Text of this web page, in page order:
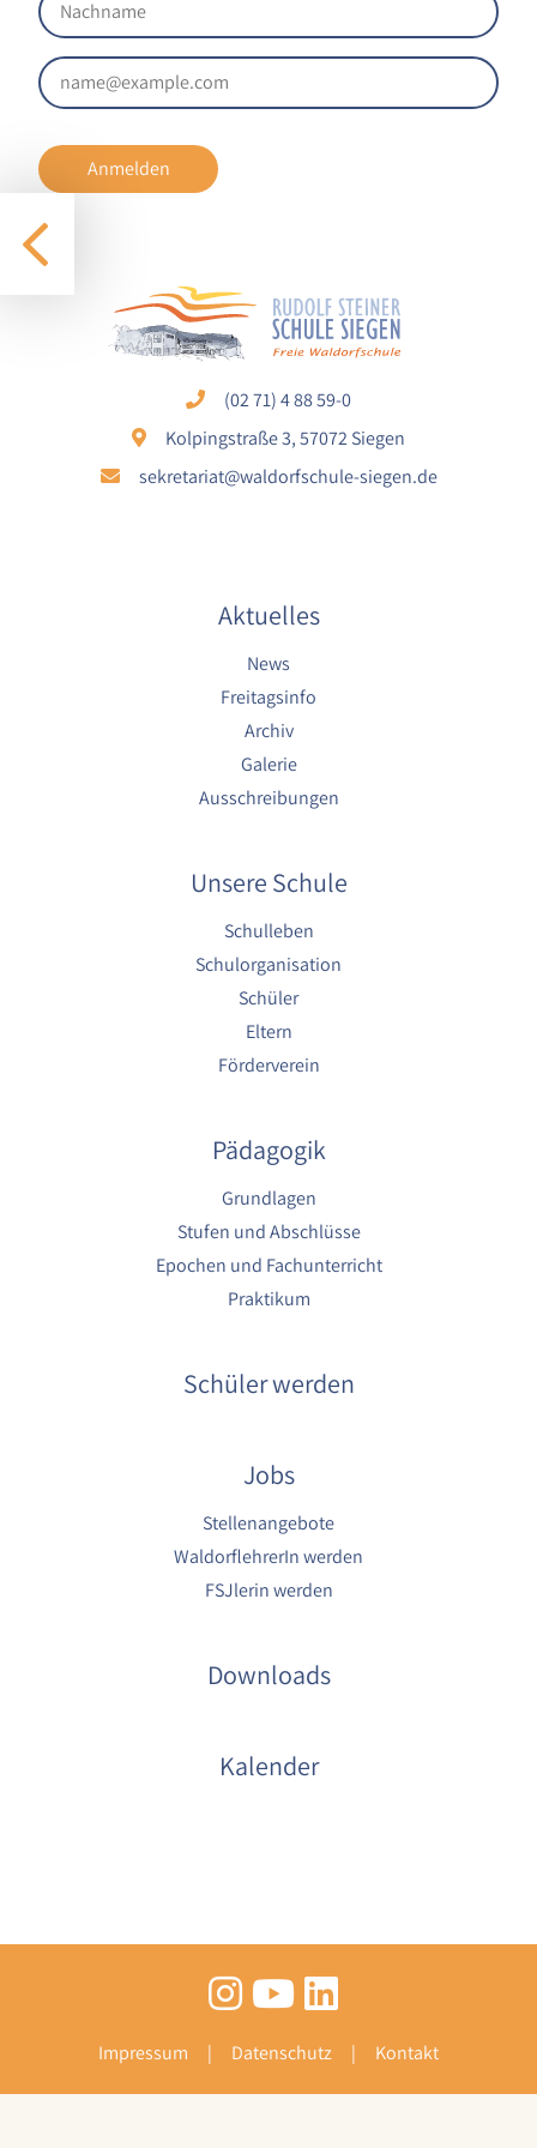
Anmelden
(02 71) 4 88 59-0
Kolpingstraße 3, 57072 Siegen
sekretariat@waldorfschule-siegen.de
Aktuelles
News
Freitagsinfo
Archiv
Galerie
Ausschreibungen
Unsere Schule
Schulleben
Schulorganisation
Schüler
Eltern
Förderverein
Pädagogik
Grundlagen
Stufen und Abschlüsse
Epochen und Fachunterricht
Praktikum
Schüler werden
Jobs
Stellenangebote
WaldorflehrerIn werden
FSJlerin werden
Downloads
Kalender
Impressum Datenschutz Kontakt
1 Jahr
STATISTIK
Statistik Cookies erfassen Informationen anonym.
Diese Informationen helfen uns zu verstehen, wie
unsere Besucher unsere Website nutzen.
Name:
google_analytics
Google LLC
Zweck:
Sammelt anonymisierte Daten für die
Website-Analyse und kontinuierliche
Um Inhalte von externen Plattformen anzeigen zu
können, werden von diesen externen Medien
Dieser Cookie speichert die ausgewählten
Einverständnis-Optionen des Benutzers für
das Laden des Nextcloud-Kalenders
Benutzerinteraktionen mit eingebetteten